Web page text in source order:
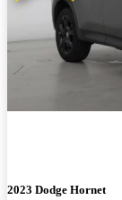
2023 Dodge Hornet